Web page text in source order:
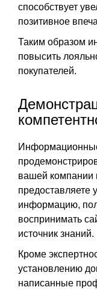
способствует
позитивное
Таким образом
повысить
покупателей.
вашей компании
предоставляете
информацию,
воспринимать
источник знаний.
Кроме
установлению
написанные